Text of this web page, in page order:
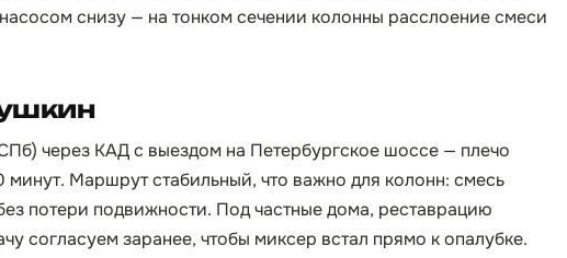
снизу — на тонком сечении колонны расслоение смеси
через КАД с выездом на Петербургское шоссе — плечо
минут. Маршрут стабильный, что важно для колонн: смесь
потери подвижности. Под частные дома, реставрацию
согласуем заранее, чтобы миксер встал прямо к опалубке.